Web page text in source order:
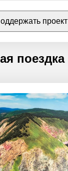
проект
поездка